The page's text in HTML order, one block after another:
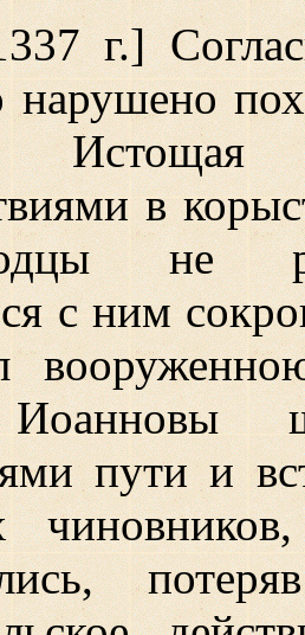
г.]
нарушено
в
не
с ним
пути и